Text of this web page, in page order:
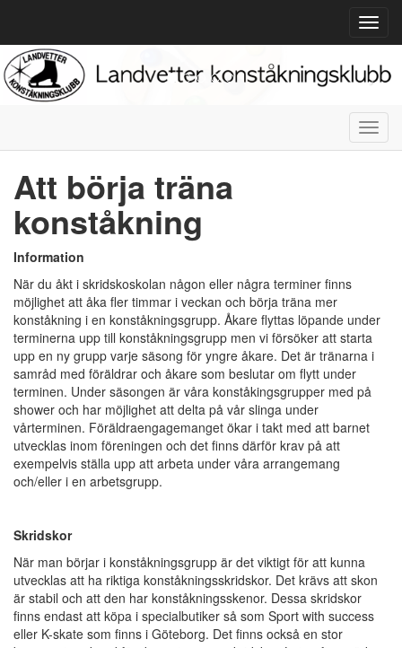
Att börja träna
konståkning
Information
När du åkt i skridskoskolan någon eller några terminer finns
möjlighet att åka fler timmar i veckan och börja träna mer
konståkning i en konståkningsgrupp. Åkare flyttas löpande under
terminerna upp till konståkningsgrupp men vi försöker att starta
upp en ny grupp varje säsong för yngre åkare. Det är tränarna i
samråd med föräldrar och åkare som beslutar om flytt under
terminen. Under säsongen är våra konståkingsgrupper med på
shower och har möjlighet att delta på vår slinga under
vårterminen. Föräldraengagemanget ökar i takt med att barnet
utvecklas inom föreningen och det finns därför krav på att
exempelvis ställa upp att arbeta under våra arrangemang
och/eller i en arbetsgrupp.
Skridskor
När man börjar i konståkningsgrupp är det viktigt för att kunna
utvecklas att ha riktiga konståkningsskridskor. Det krävs att skon
är stabil och att den har konståkningsskenor. Dessa skridskor
finns endast att köpa i specialbutiker så som Sport with success
eller K-skate som finns i Göteborg. Det finns också en stor